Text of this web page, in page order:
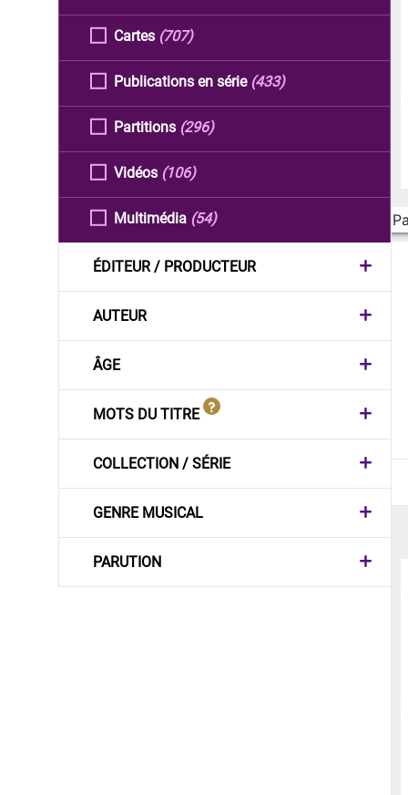
Cartes (707)
Publications en série (433)
Partitions (296)
Vidéos (106)
Multimédia (54)
ÉDITEUR / PRODUCTEUR
AUTEUR
ÂGE
MOTS DU TITRE
COLLECTION / SÉRIE
GENRE MUSICAL
PARUTION